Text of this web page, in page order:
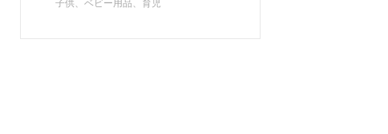
子供、ベビー用品、育児